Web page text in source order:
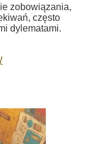
zobowiązania,
często
dylematami.